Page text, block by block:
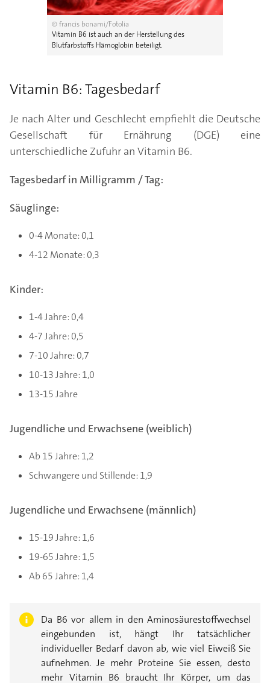
© francis bonami/Fotolia
Vitamin B6 ist auch an der Herstellung des
Blutfarbstoffs Hämoglobin beteiligt.
Vitamin B6: Tagesbedarf
Je nach Alter und Geschlecht empfiehlt die Deutsche
Gesellschaft für Ernährung (DGE) eine
unterschiedliche Zufuhr an Vitamin B6.
Tagesbedarf in Milligramm / Tag:
Säuglinge:
0-4 Monate: 0,1
4-12 Monate: 0,3
Kinder:
1-4 Jahre: 0,4
4-7 Jahre: 0,5
7-10 Jahre: 0,7
10-13 Jahre: 1,0
13-15 Jahre
Jugendliche und Erwachsene (weiblich)
Ab 15 Jahre: 1,2
Schwangere und Stillende: 1,9
Jugendliche und Erwachsene (männlich)
15-19 Jahre: 1,6
19-65 Jahre: 1,5
Ab 65 Jahre: 1,4
Da B6 vor allem in den Aminosäurestoffwechsel
eingebunden ist, hängt Ihr tatsächlicher
individueller Bedarf davon ab, wie viel Eiweiß Sie
aufnehmen. Je mehr Proteine Sie essen, desto
mehr Vitamin B6 braucht Ihr Körper, um das